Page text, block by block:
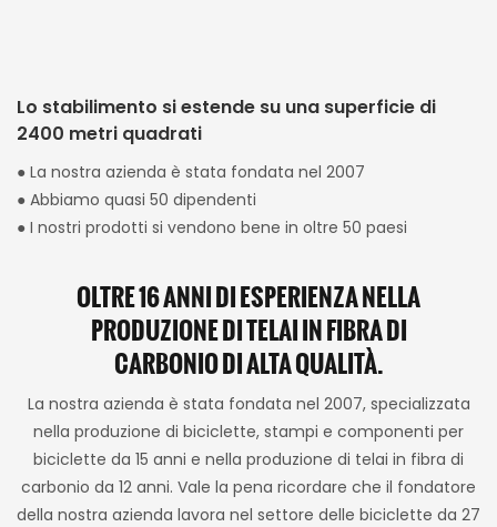
Lo stabilimento si estende su una superficie di
2400 metri quadrati
● La nostra azienda è stata fondata nel 2007
● Abbiamo quasi 50 dipendenti
● I nostri prodotti si vendono bene in oltre 50 paesi
OLTRE 16 ANNI DI ESPERIENZA NELLA
PRODUZIONE DI TELAI IN FIBRA DI
CARBONIO DI ALTA QUALITÀ.
La nostra azienda è stata fondata nel 2007, specializzata
nella produzione di biciclette, stampi e componenti per
biciclette da 15 anni e nella produzione di telai in fibra di
carbonio da 12 anni. Vale la pena ricordare che il fondatore
della nostra azienda lavora nel settore delle biciclette da 27